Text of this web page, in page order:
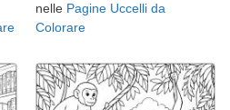
nelle Pagine Uccelli da
Colorare